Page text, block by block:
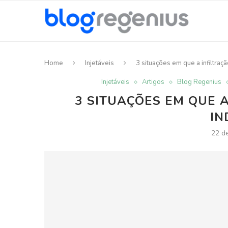
Home Injetáveis 3 situações em que a
Injetáveis Artigos Blog Regenius
3 SITUAÇÕES EM QUE
22